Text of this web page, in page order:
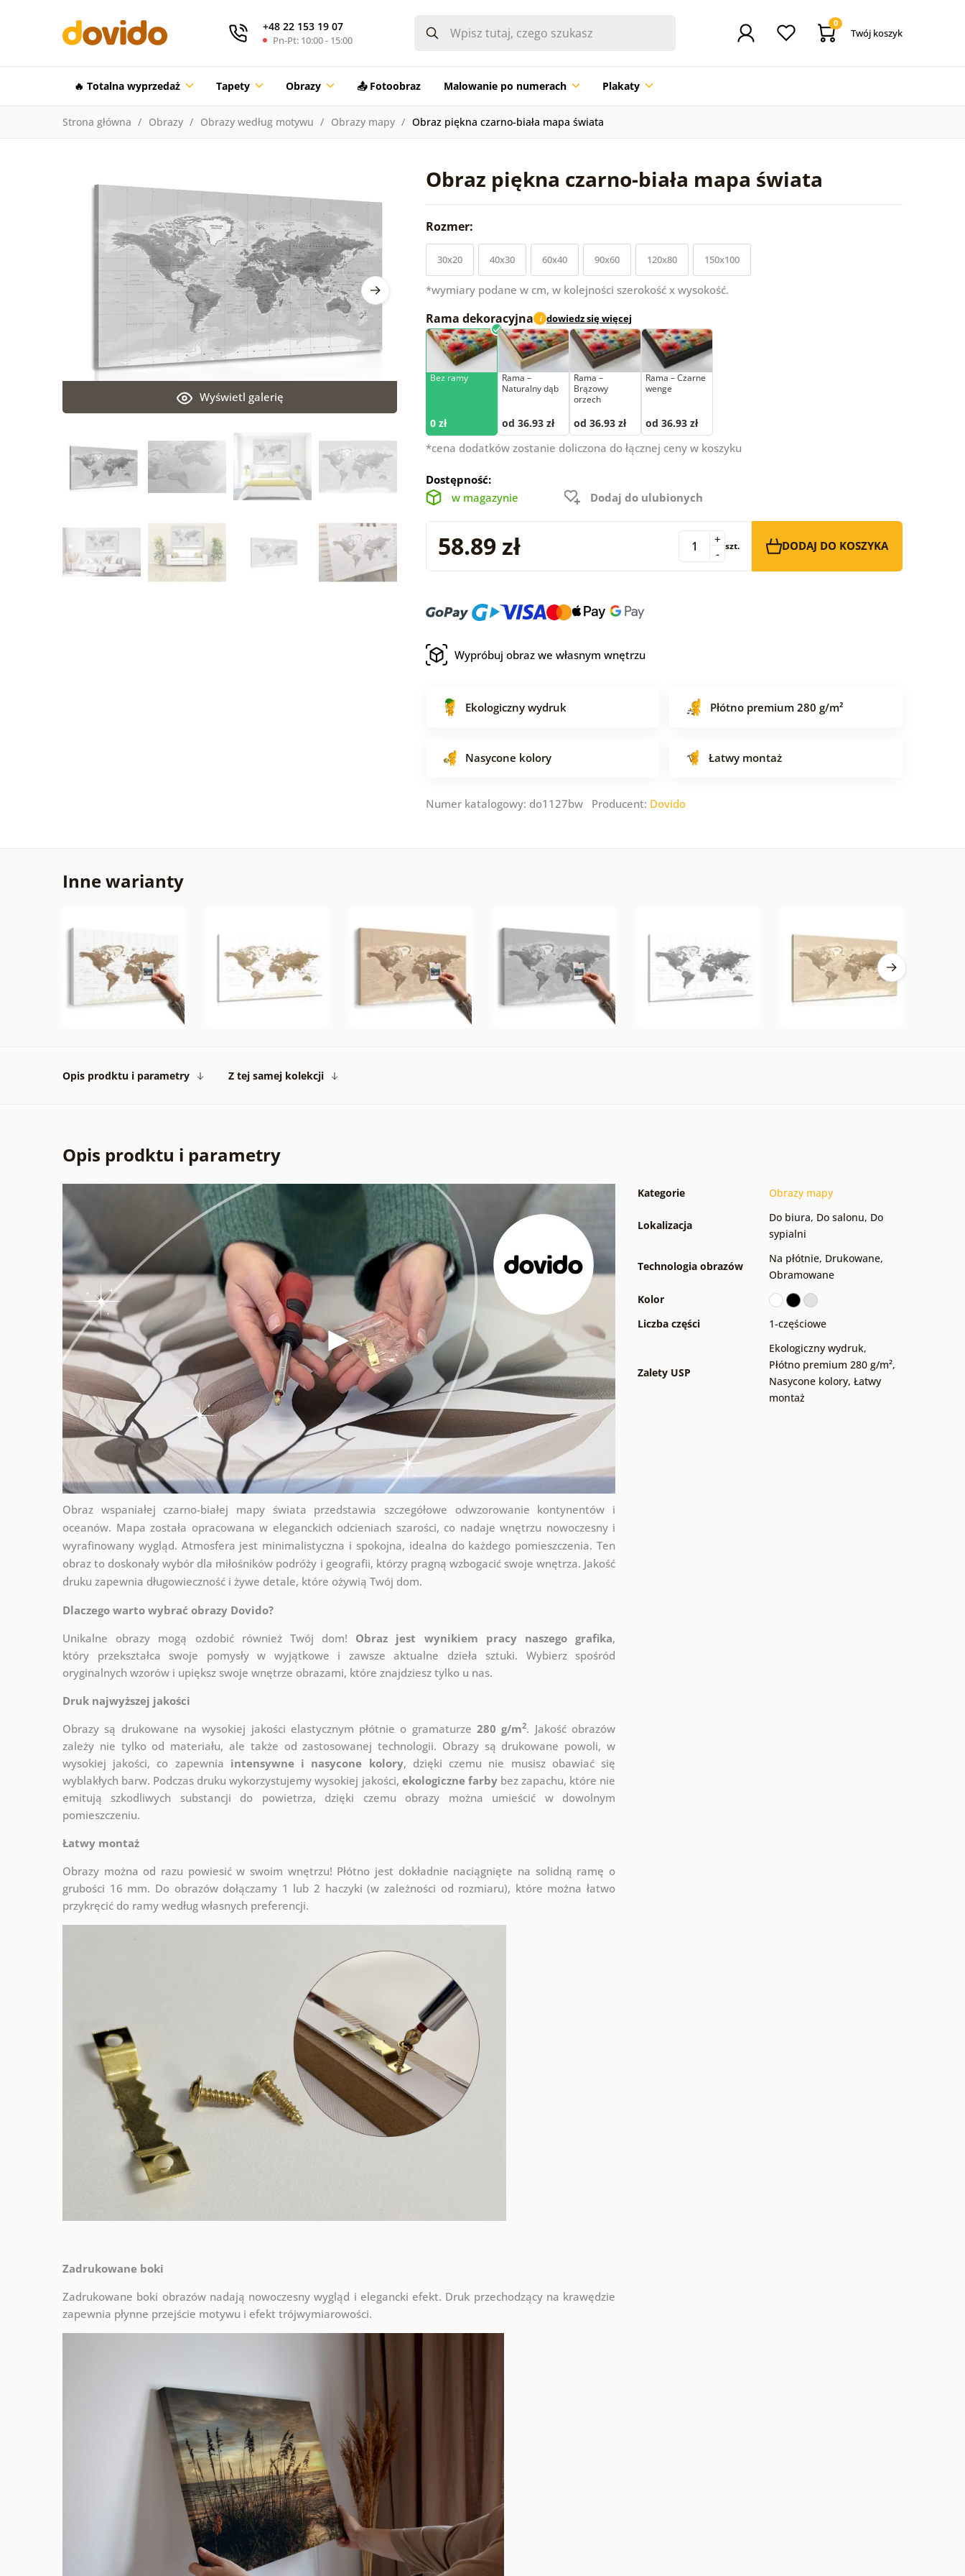
+48 22 153 19 07
Pn-Pt: 10:00 - 15:00
0
Twój koszyk
🔥 Totalna wyprzedaż Tapety Obrazy 📤 Fotoobraz Malowanie po numerach Plakaty
Strona główna Obrazy Obrazy według motywu Obrazy mapy Obraz piękna czarno-biała mapa świata
Obraz piękna czarno-biała mapa świata
Wyświetl galerię
Rozmer:
30x20 40x30 60x40 90x60 120x80 150x100
*wymiary podane w cm, w kolejności szerokość x wysokość.
Rama dekoracyjna i dowiedz się więcej
Bez ramy
0 zł
Rama –
Naturalny dąb
od 36.93 zł
Rama –
Brązowy
orzech
od 36.93 zł
Rama – Czarne
wenge
od 36.93 zł
*cena dodatków zostanie doliczona do łącznej ceny w koszyku
Dostępność:
w magazynie
Dodaj do ulubionych
58.89 zł -
+ szt. DODAJ DO KOSZYKA
Wypróbuj obraz we własnym wnętrzu
Ekologiczny wydruk Płótno premium 280 g/m²
Nasycone kolory Łatwy montaż
Numer katalogowy: do1127bw Producent: Dovido
Inne warianty
Opis prodktu i parametry Z tej samej kolekcji
Opis prodktu i parametry
Obraz wspaniałej czarno-białej mapy świata przedstawia szczegółowe odwzorowanie kontynentów i
oceanów. Mapa została opracowana w eleganckich odcieniach szarości, co nadaje wnętrzu nowoczesny i
wyrafinowany wygląd. Atmosfera jest minimalistyczna i spokojna, idealna do każdego pomieszczenia. Ten
obraz to doskonały wybór dla miłośników podróży i geografii, którzy pragną wzbogacić swoje wnętrza. Jakość
druku zapewnia długowieczność i żywe detale, które ożywią Twój dom.
Dlaczego warto wybrać obrazy Dovido?
Unikalne obrazy mogą ozdobić również Twój dom! Obraz jest wynikiem pracy naszego grafika,
który przekształca swoje pomysły w wyjątkowe i zawsze aktualne dzieła sztuki. Wybierz spośród
oryginalnych wzorów i upiększ swoje wnętrze obrazami, które znajdziesz tylko u nas.
Druk najwyższej jakości
Obrazy są drukowane na wysokiej jakości elastycznym płótnie o gramaturze280 g/m2. Jakość obrazów
zależy nie tylko od materiału, ale także od zastosowanej technologii. Obrazy są drukowane powoli, w
wysokiej jakości, co zapewnia intensywne i nasycone kolory, dzięki czemu nie musisz obawiać się
wyblakłych barw. Podczas druku wykorzystujemy wysokiej jakości, ekologiczne farbybez zapachu, które nie
emitują szkodliwych substancji do powietrza, dzięki czemu obrazy można umieścić w dowolnym
pomieszczeniu.
Łatwy montaż
Obrazy można od razu powiesić w swoim wnętrzu! Płótno jest dokładnie naciągnięte na solidną ramę o
grubości 16 mm. Do obrazów dołączamy 1 lub 2 haczyki (w zależności od rozmiaru), które można łatwo
przykręcić do ramy według własnych preferencji.
Zadrukowane boki
Zadrukowane boki obrazów nadają nowoczesny wygląd i elegancki efekt. Druk przechodzący na krawędzie
zapewnia płynne przejście motywu i efekt trójwymiarowości.
Kategorie Obrazy mapy
Lokalizacja
Do biura, Do salonu, Do
sypialni
Technologia obrazów
Na płótnie, Drukowane,
Obramowane
Kolor
Liczba części
1-częściowe
Zalety USP
Ekologiczny wydruk,
Płótno premium 280 g/m²,
Nasycone kolory, Łatwy
montaż